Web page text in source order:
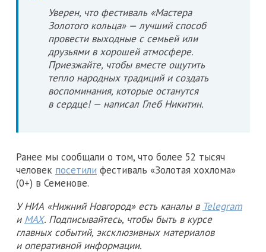
Уверен, что фестиваль «Мастера
Золотого кольца» — лучший способ
провести выходные с семьей или
друзьями в хорошей атмосфере.
Приезжайте, чтобы вместе ощутить
тепло народных традиций и создать
воспоминания, которые останутся
в сердце! — написал Глеб Никитин.
Ранее мы сообщали о том, что более 52 тысяч
человек посетили фестиваль «Золотая хохлома»
(0+) в Семенове.
У НИА «Нижний Новгород» есть каналы в Telegram
и MAX. Подписывайтесь, чтобы быть в курсе
главных событий, эксклюзивных материалов
и оперативной информации.